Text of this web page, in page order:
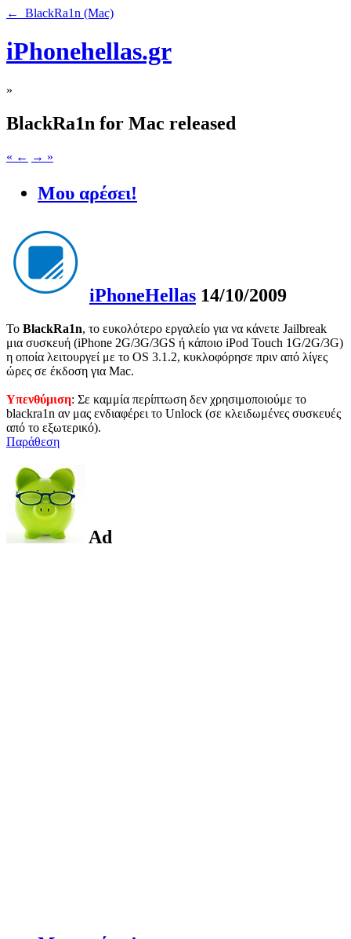
← BlackRa1n (Mac)
iPhonehellas.gr
»
BlackRa1n for Mac released
« ← → »
Μου αρέσει!
iPhoneHellas 14/10/2009
Το BlackRa1n, το ευκολότερο εργαλείο για να κάνετε Jailbreak
μια συσκευή (iPhone 2G/3G/3GS ή κάποιο iPod Touch 1G/2G/3G)
η οποία λειτουργεί με το OS 3.1.2, κυκλοφόρησε πριν από λίγες
ώρες σε έκδοση για Mac.
Υπενθύμιση: Σε καμμία περίπτωση δεν χρησιμοποιούμε το
blackra1n αν μας ενδιαφέρει το Unlock (σε κλειδωμένες συσκευές
από το εξωτερικό).
Παράθεση
Ad